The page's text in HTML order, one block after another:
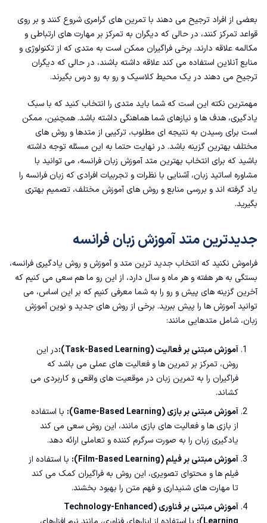
بعضی از افراد ترجیح می دهند با تمرین های گرامری شروع کنند و بر روی
قواعد تمرکز کنند، در حالی که دیگران به تمرکز بر مهارت های ارتباطی و
مکالمه علاقه دارند. برخی فراگیران ممکن است به متدی که از تکنولوژی و
منابع آنلاین استفاده می کند علاقه داشته باشند، در حالی که دیگران
ترجیح می دهند در یک محیط کلاسیک و رو به رو درس بگیرند.
مهمترین نکته این است که شما باید متدی را انتخاب کنید که با سبک
یادگیری، هدف ها و نیازهای شما هماهنگی داشته باشد. همچنین، ممکن
است برای رسیدن به نتیجه ای مطلوب، ترکیبی از متدها و روش های
مختلف بهترین گزینه باشد. در نهایت حتما به این مسئله توجه داشته
باشید که برای انتخاب بهترین متد آموزش زبان فرانسه، می توانید با
مشاوره اساتید زبان، آشنایی با نظرات و تجربیات افرادی که زبان فرانسه را
یاد گرفته اند و بررسی منابع و روش های آموزش مختلف، تصمیم بهتری
بگیرید.
جدیدترین متد آموزش زبان فرانسه
فراموش نکنید که انتخاب جدید ترین متد و آموزش و روش یادگیری فرانسه،
بستگی به هر هفته و هر ماه و سال دارد، از این رو ما هم سعی می کنیم که
آخرین گزینه های پیش و رو را به شما معرفی کنیم که بر این اساس، می
توانید آموزش ها را پیش ببرید. برخی از روش های جدید و نوین آموزش
زبان، شامل متدهایی مانند:
آموزش مبتنی بر فعالیت (Task-Based Learning):
در این
روش، تمرکز بر تمرین ها و فعالیت های عملی می باشد که
فراگیران را به تمرین زبان در موقعیت های واقعی و کاربردی می
کشاند.
آموزش مبتنی بر بازی (Game-Based Learning):
با استفاده
از بازی ها و فعالیت های بازی مانند، این روش سعی می کند
یادگیری زبان را به صورت سرگرم کننده و تعاملی ارائه دهد.
آموزش مبتنی بر فیلم (Film-Based Learning):
با استفاده از
فیلم ها و محتوای تصویری، این روش به فراگیران کمک می کند
تا مهارت های شنیداری و فهم متن را بهبود بخشند.
آموزش مبتنی بر فناوری (Technology-Enhanced